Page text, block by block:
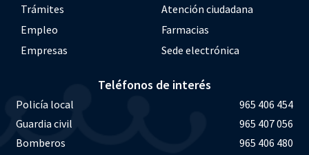
Trámites
Atención ciudadana
Empleo
Farmacias
Empresas
Sede electrónica
Teléfonos de interés
Policía local
965 406 454
Guardia civil
965 407 056
Bomberos
965 406 480